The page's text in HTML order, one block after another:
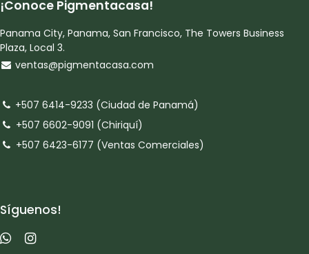
¡Conoce Pigmentacasa!
Panama City, Panama, San Francisco, The Towers Business
Plaza, Local 3.
ventas@pigmentacasa.com
+507 6414-9233 (Ciudad de Panamá)
+507 6602-9091 (Chiriquí)
+507 6423-6177 (Ventas Comerciales)
Síguenos!